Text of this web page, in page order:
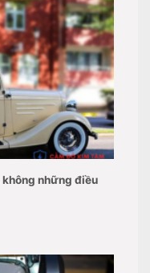
những điều